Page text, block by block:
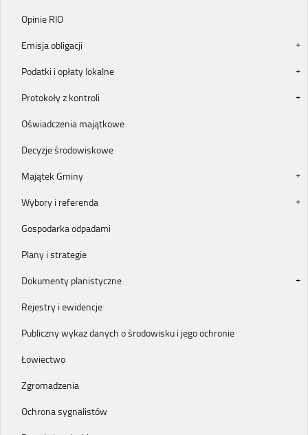
Opinie RIO
Emisja obligacji
Podatki i opłaty lokalne
Protokoły z kontroli
Oświadczenia majątkowe
Decyzje środowiskowe
Majątek Gminy
Wybory i referenda
Gospodarka odpadami
Plany i strategie
Dokumenty planistyczne
Rejestry i ewidencje
Publiczny wykaz danych o środowisku i jego ochronie
Łowiectwo
Zgromadzenia
Ochrona sygnalistów